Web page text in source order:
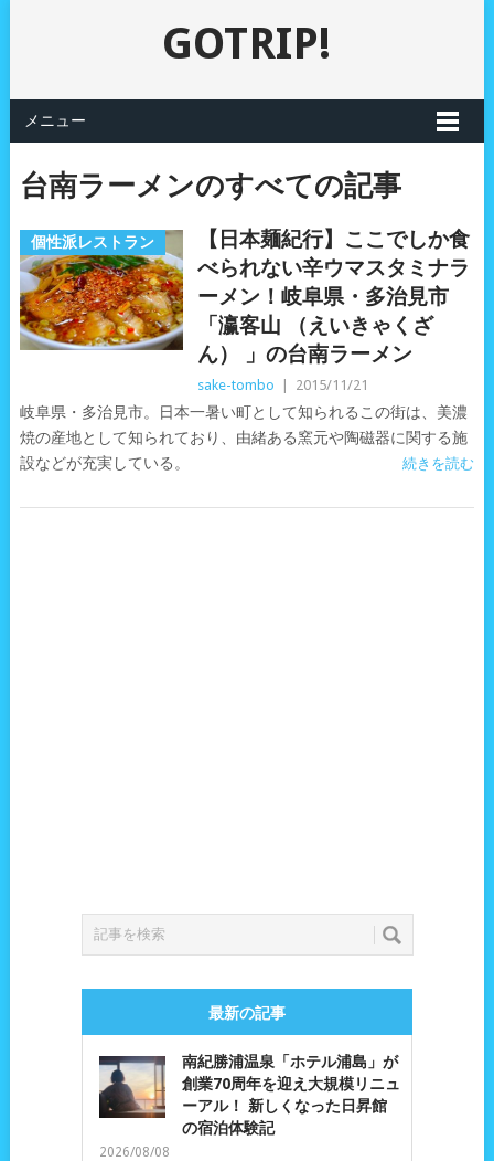
GOTRIP!
メニュー
台南ラーメンのすべての記事
個性派レストラン
【日本麺紀行】ここでしか食
べられない辛ウマスタミナラ
ーメン！岐阜県・多治見市
「瀛客山 （えいきゃくざ
ん） 」の台南ラーメン
sake-tombo 2015/11/21
岐阜県・多治見市。日本一暑い町として知られるこの街は、美濃
焼の産地として知られており、由緒ある窯元や陶磁器に関する施
設などが充実している。
続きを読む
最新の記事
南紀勝浦温泉「ホテル浦島」が
創業70周年を迎え大規模リニュ
ーアル！ 新しくなった日昇館
の宿泊体験記
2026/08/08